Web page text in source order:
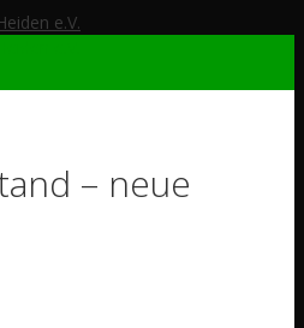
– neue